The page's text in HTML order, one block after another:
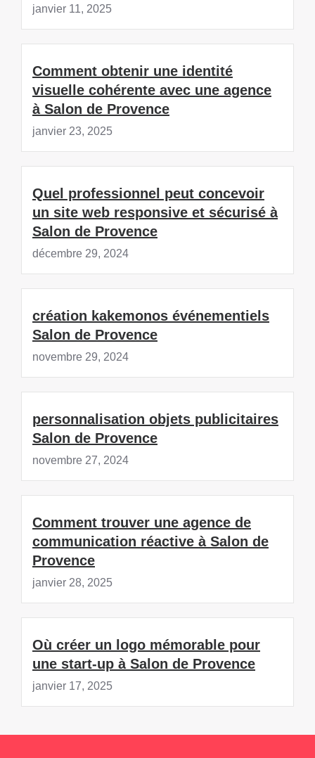
janvier 11, 2025
Comment obtenir une identité
visuelle cohérente avec une agence
à Salon de Provence
janvier 23, 2025
Quel professionnel peut concevoir
un site web responsive et sécurisé à
Salon de Provence
décembre 29, 2024
création kakemonos événementiels
Salon de Provence
novembre 29, 2024
personnalisation objets publicitaires
Salon de Provence
novembre 27, 2024
Comment trouver une agence de
communication réactive à Salon de
Provence
janvier 28, 2025
Où créer un logo mémorable pour
une start-up à Salon de Provence
janvier 17, 2025